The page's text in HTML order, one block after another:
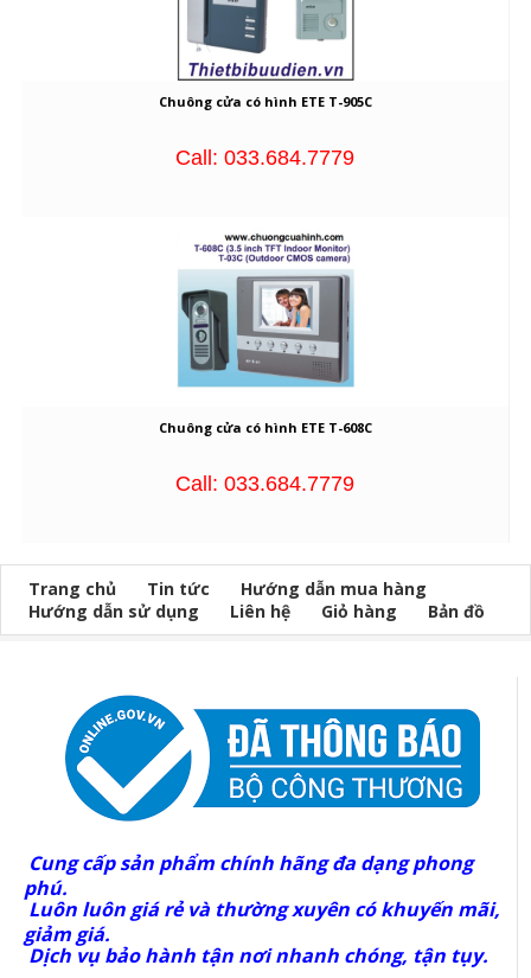
Chuông cửa có hình ETE T-905C
Call: 033.684.7779
Chuông cửa có hình ETE T-608C
Call: 033.684.7779
Trang chủ Tin tức
Hướng dẫn mua hàng
Hướng dẫn sử dụng
Liên hệ Giỏ hàng Bản đồ
Cung cấp sản phẩm chính hãng đa dạng phong
phú.
Luôn luôn giá rẻ và thường xuyên có khuyến mãi,
giảm giá.
Dịch vụ bảo hành tận nơi nhanh chóng, tận tụy.